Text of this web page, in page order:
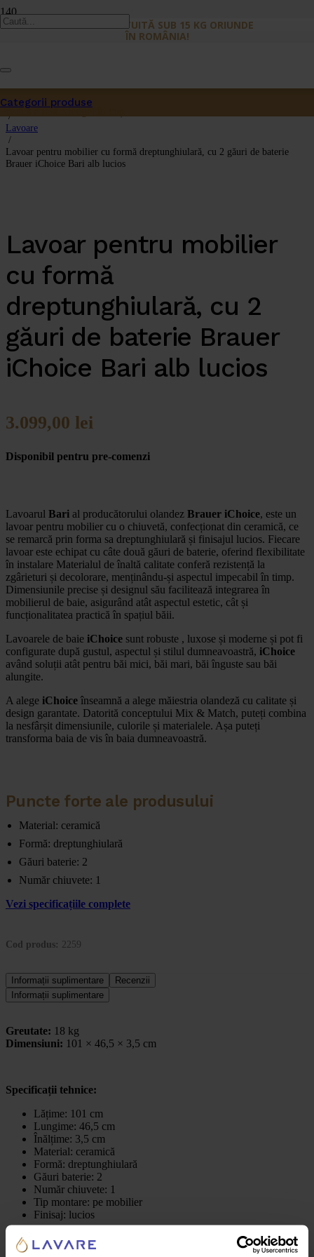
LIVRARE GRATUITĂ SUB 15 KG ORIUNDE
ÎN ROMÂNIA!
Produsa fost adăugat în coș.
Categorii produse
Prima pagină
/
Lavoare
/
Lavoar pentru mobilier cu formă dreptunghiulară, cu 2 găuri de baterie
Brauer iChoice Bari alb lucios
Lavoar pentru mobilier
cu formă
dreptunghiulară, cu 2
găuri de baterie Brauer
iChoice Bari alb lucios
3.099,00 lei
Disponibil pentru pre-comenzi
Lavoarul Bari al producătorului olandez Brauer iChoice, este un
lavoar pentru mobilier cu o chiuvetă, confecționat din ceramică, ce
se remarcă prin forma sa dreptunghiulară și finisajul lucios. Fiecare
lavoar este echipat cu câte două găuri de baterie, oferind flexibilitate
în instalare Materialul de înaltă calitate conferă rezistență la
zgârieturi și decolorare, menținându-și aspectul impecabil în timp.
Dimensiunile precise și designul său facilitează integrarea în
mobilierul de baie, asigurând atât aspectul estetic, cât și
funcționalitatea practică în spațiul băii.
Lavoarele de baie iChoice sunt robuste , luxose și moderne și pot fi
configurate după gustul, aspectul și stilul dumneavoastră, iChoice
având soluții atât pentru băi mici, băi mari, băi înguste sau băi
alungite.
A alege iChoice înseamnă a alege măiestria olandeză cu calitate și
design garantate. Datorită conceptului Mix & Match, puteți combina
la nesfârșit dimensiunile, culorile și materialele. Așa puteți
transforma baia de vis în baia dumneavoastră.
Puncte forte ale produsului
Material: ceramică
Formă: dreptunghiulară
Găuri baterie: 2
Număr chiuvete: 1
Vezi specificațiile complete
Cod produs: 2259
Informații suplimentare
Recenzii
Informații suplimentare
Greutate: 18 kg
Dimensiuni: 101 × 46,5 × 3,5 cm
Specificații tehnice:
Lățime: 101 cm
Lungime: 46,5 cm
Înălțime: 3,5 cm
Material: ceramică
Formă: dreptunghiulară
Găuri baterie: 2
Număr chiuvete: 1
Tip montare: pe mobilier
Finisaj: lucios
Culoare:alb